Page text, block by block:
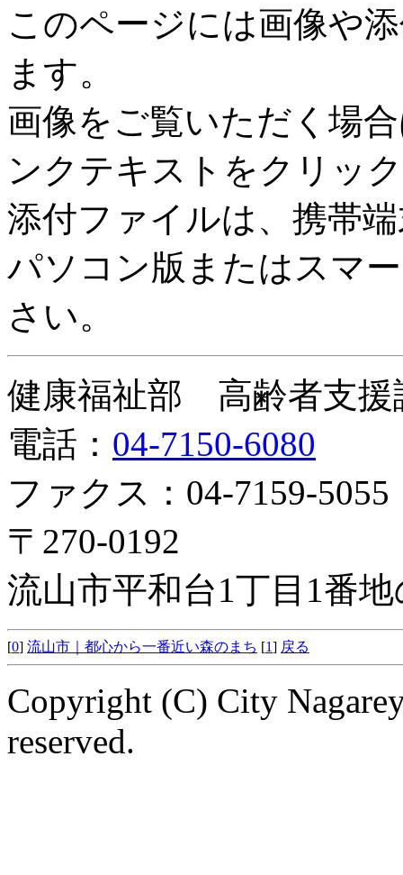
このページには画像や
ます。
画像をご覧いただく場
ンクテキストをクリッ
添付ファイルは、携帯
パソコン版またはスマ
さい。
健康福祉部 高齢者支援
電話： 04-7150-6080
ファクス：04-7159-5055
〒270-0192
流山市平和台1丁目1番
[0] 流山市｜都心から一番近い森のまち [1] 戻る
Copyright (C) City
reserved.